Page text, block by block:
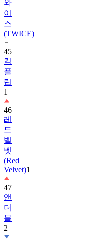
스
(TWICE)
45
킥
플
립
1
46
레
드
벨
벳
(Red
Velvet)
47
앤
더
블
2
48
박